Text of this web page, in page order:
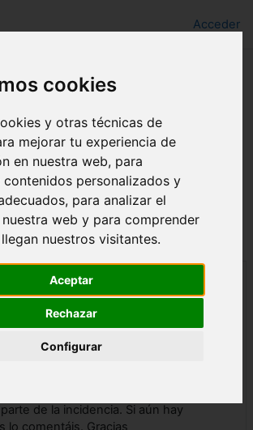
cookies
y otras técnicas de
mejorar tu experiencia de
en nuestra web, para
personalizados y
para analizar el
web y para comprender
nuestros visitantes.
Aceptar
Rechazar
Configurar
Acceder
Foro de soporte Dudas y preguntas
soporte
Nueva apariencia del foro y problemas →
-martes, 3 de febrero de 2015,
0
de la incidencia. Si aún hay
lo comentáis. Gracias